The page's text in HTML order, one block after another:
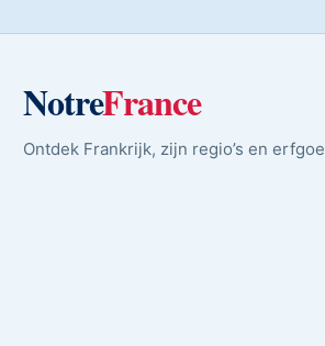
NotreFrance
Ontdek Frankrijk, zijn regio’s en